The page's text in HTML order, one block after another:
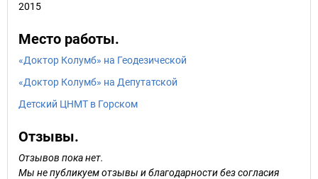
2015
Место работы.
«Доктор Колумб» на Геодезической
«Доктор Колумб» на Депутатской
Детский ЦНМТ в Горском
Отзывы.
Отзывов пока нет.
Мы не публикуем отзывы и благодарности без согласия